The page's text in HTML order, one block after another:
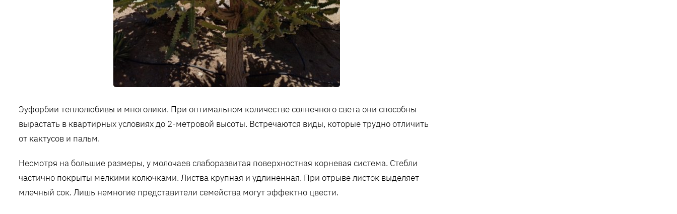
Эуфорбии теплолюбивы и многолики. При оптимальном количестве солнечного света они способны
вырастать в квартирных условиях до 2-метровой высоты. Встречаются виды, которые трудно отличить
от кактусов и пальм.
Несмотря на большие размеры, у молочаев слаборазвитая поверхностная корневая система. Стебли
частично покрыты мелкими колючками. Листва крупная и удлиненная. При отрыве листок выделяет
млечный сок. Лишь немногие представители семейства могут эффектно цвести.